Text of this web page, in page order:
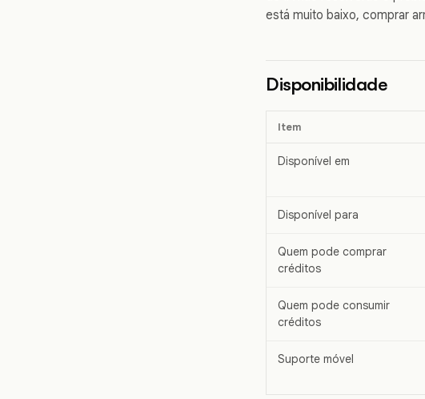
está muito baixo, comprar
Disponibilidade
Item
Disponível em
Disponível para
Quem pode comprar
créditos
Quem pode consumir
créditos
Suporte móvel